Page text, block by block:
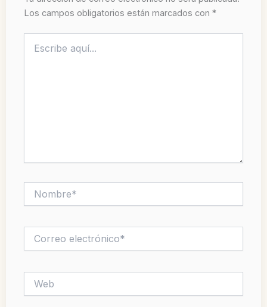
Los campos obligatorios están marcados con *
aquí...
electrónico*